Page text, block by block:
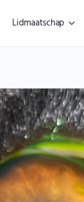
Lidmaatschap